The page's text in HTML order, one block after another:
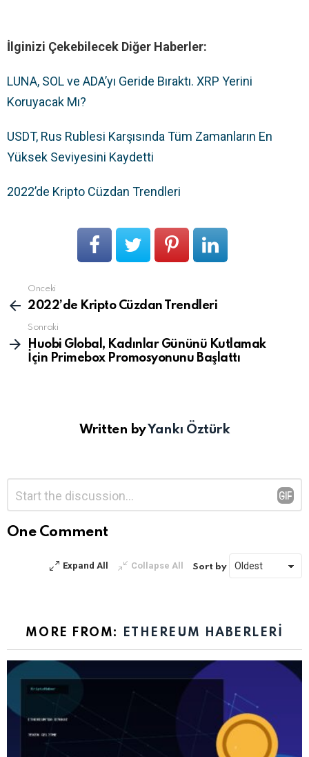
İlginizi Çekebilecek Diğer Haberler:
LUNA, SOL ve ADA’yı Geride Bıraktı. XRP Yerini
Koruyacak Mı?
USDT, Rus Rublesi Karşısında Tüm Zamanların En
Yüksek Seviyesini Kaydetti
2022’de Kripto Cüzdan Trendleri
Devamını
gör
Önceki
2022’de Kripto Cüzdan Trendleri
Sonraki
Huobi Global, Kadınlar Gününü Kutlamak
İçin Primebox Promosyonunu Başlattı
Written byYankı Öztürk
yanıt
yazın
One Comment
Expand All Collapse All Sort by
MORE FROM: ETHEREUM HABERLERI